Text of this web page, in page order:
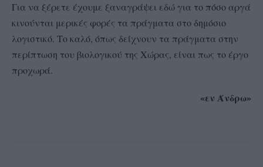
Για να ξέρετε έχουμε ξαναγράψει εδώ για το πόσο αργά
κινούνται μερικές φορές τα πράγματα στο δημόσιο
λογιστικό. Το καλό, όπως δείχνουν τα πράγματα στην
περίπτωση του βιολογικού της Χώρας, είναι πως το έργο
προχωρά.
«εν Άνδρω»